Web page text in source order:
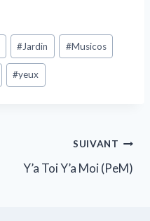
#Jardin #Musicos
#yeux
SUIVANT
Y’a Toi Y’a Moi (PeM)